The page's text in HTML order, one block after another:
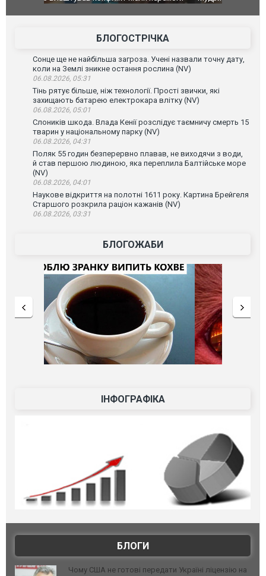
під час
Франції
БЛОГОСТРІЧКА
Сонце ще не найбільша загроза. Учені назвали точну дату,
коли на Землі зникне остання рослина (NV)
06.08.2026, 05:31
Тінь рятує більше, ніж технології. Прості звички, які
захищають батарею електрокара влітку (NV)
06.08.2026, 05:01
Слоників шкода. Влада Кенії розслідує таємничу смерть 15
тварин у національному парку (NV)
06.08.2026, 04:31
Поляк 55 годин безперервно плавав, не виходячи з води,
й став першою людиною, яка переплила Балтійське море
(NV)
06.08.2026, 04:01
Наукове відкриття на полотні 1611 року. Картина Брейгеля
Старшого розкрила раціон кажанів (NV)
06.08.2026, 03:31
БЛОГОЖАБИ
ІНФОГРАФІКА
БЛОГИ
Чому США не готові передати Україні ліцензію на